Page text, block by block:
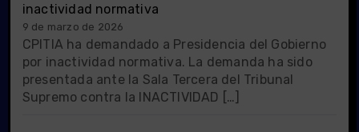
inactividad normativa
9 de marzo de 2026
CPITIA ha demandado a Presidencia del Gobierno
por inactividad normativa. La demanda ha sido
presentada ante la Sala Tercera del Tribunal
Supremo contra la INACTIVIDAD […]